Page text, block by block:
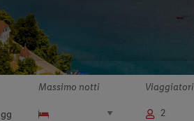
gg
Massimo notti Viaggiatori